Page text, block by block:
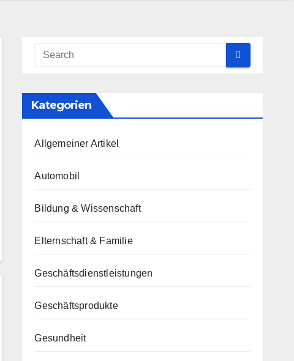
Kategorien
Allgemeiner Artikel
Automobil
Bildung & Wissenschaft
Elternschaft & Familie
Geschäftsdienstleistungen
Geschäftsprodukte
Gesundheit